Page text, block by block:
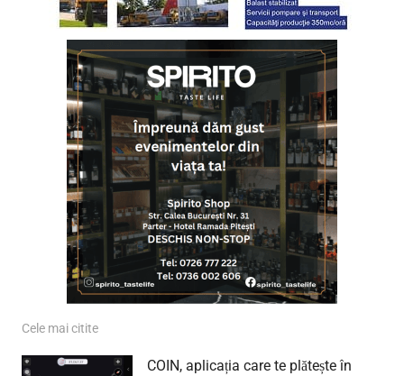
Cele mai citite
COIN, aplicația care te plătește în